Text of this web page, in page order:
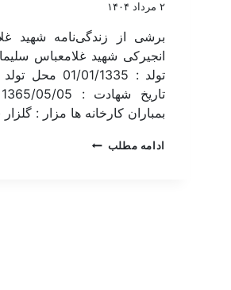
۲ مرداد ۱۴۰۴
برشی از زندگی‌نامه شهید
انجیرکی شهید غلامعباس
تولد : 01/01/
بمباران کارخانه ها مزار :
ادامه مطلب